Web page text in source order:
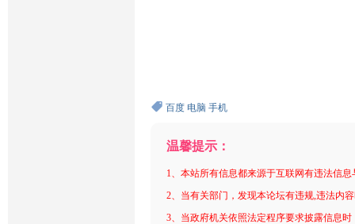
百度 电脑 手机
温馨提示：
1、本站所有信息都来源于互联网有违法信
2、当有关部门，发现本论坛有违规,违法内
3、当政府机关依照法定程序要求披露信息